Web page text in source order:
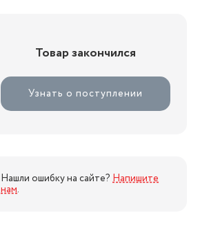
Товар закончился
Узнать о поступлении
Нашли ошибку на сайте? Напишите
нам.